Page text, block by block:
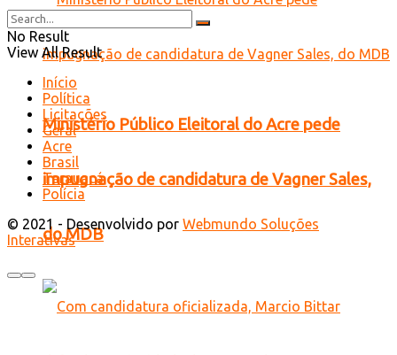
Ministério Público Eleitoral do Acre pede
impugnação de candidatura de Vagner Sales,
do MDB
No Result
View All Result
Início
Política
Licitações
Geral
Acre
Brasil
Tarauacá
Polícia
© 2021 - Desenvolvido por Webmundo Soluções
Interativas